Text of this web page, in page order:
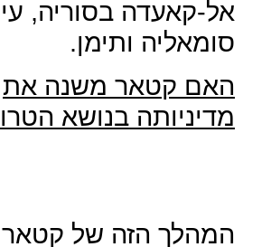
אל-קאעדה בסוריה,
סומאליה ותימן.
האם קטאר משנה את
מדיניותה בנושא
המהלך הזה של